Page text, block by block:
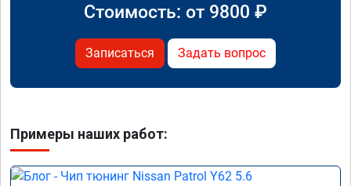
Стоимость: от 9800 ₽
Записаться Задать вопрос
Примеры наших работ: